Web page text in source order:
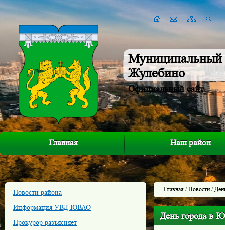
Муниципальный
Жулебино
Официальный сайт
Главная Наш район
Новости района
Информация УВД ЮВАО
Прокурор разъясняет
Главная /Новости/
День города в